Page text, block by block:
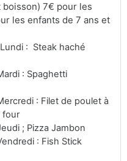
7€ pour les
les enfants de 7 ans et
: Steak haché
de poulet à
four
Jambon
Stick